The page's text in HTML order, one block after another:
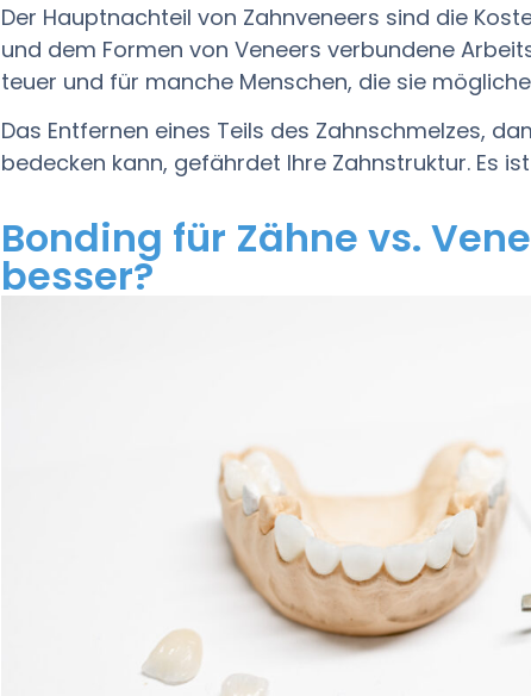
Der Hauptnachteil von Zahnveneers sind die
und dem Formen von Veneers verbundene
teuer und für manche Menschen, die sie
Das Entfernen eines Teils des Zahnschmelzes,
bedecken kann, gefährdet Ihre Zahnstruktur. Es
Bonding für Zähne vs.
besser?